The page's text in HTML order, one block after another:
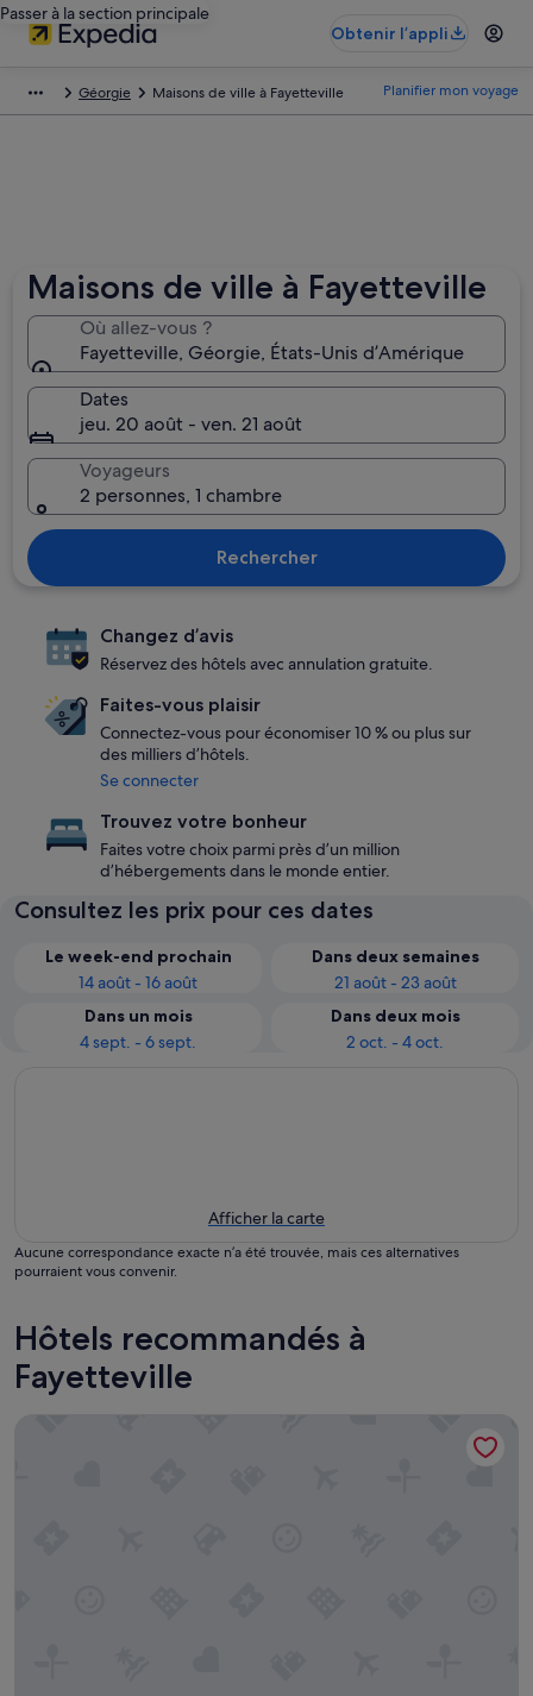
Passer à la section principale
Obtenir l’appli
Géorgie Maisons de ville à Fayetteville Planifier mon voyage
Maisons de ville à Fayetteville
Où allez-vous ?
Fayetteville, Géorgie, États-Unis d’Amérique
Dates
jeu. 20 août - ven. 21 août
Voyageurs
2 personnes, 1 chambre
Rechercher
Changez d’avis
Réservez des hôtels avec annulation gratuite.
Faites-vous plaisir
Connectez-vous pour économiser 10 % ou plus sur
des milliers d’hôtels.
Se connecter
Trouvez votre bonheur
Faites votre choix parmi près d’un million
d’hébergements dans le monde entier.
Consultez les prix pour ces dates
Le week-end prochain
14 août - 16 août
Dans deux semaines
21 août - 23 août
Dans un mois
4 sept. - 6 sept.
Dans deux mois
2 oct. - 4 oct.
Afficher la carte
Aucune correspondance exacte n’a été trouvée, mais ces alternatives
pourraient vous convenir.
Hôtels recommandés à
Fayetteville